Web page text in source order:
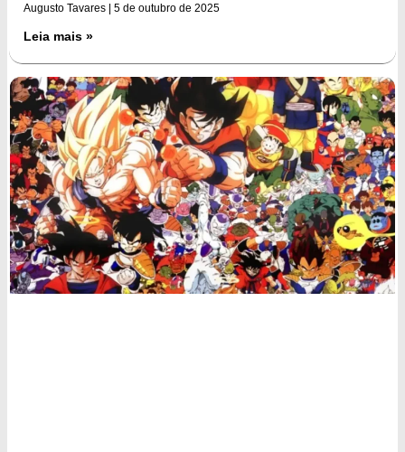
Augusto Tavares 5 de outubro de 2025
Leia mais »